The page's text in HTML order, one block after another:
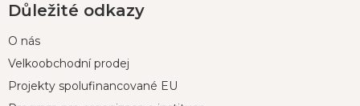
Důležité odkazy
O nás
Velkoobchodní prodej
Projekty spolufinancované EU